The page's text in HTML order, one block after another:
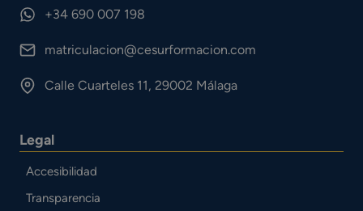
+34 690 007 198
matriculacion@cesurformacion.com
Calle Cuarteles 11, 29002 Málaga
Legal
Accesibilidad
Transparencia